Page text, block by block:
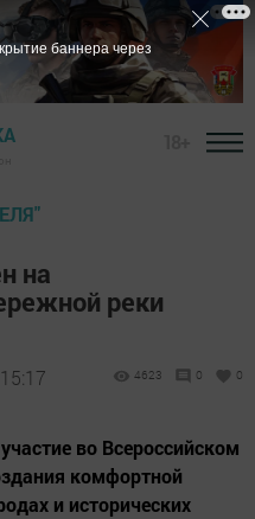
на
реки
4623 0 0
во Всероссийском
комфортной
и исторических
баннера через